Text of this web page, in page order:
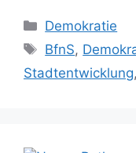
Kategorien
Demokratie
Schlagwörter
BfnS,
Stadtentwicklung,